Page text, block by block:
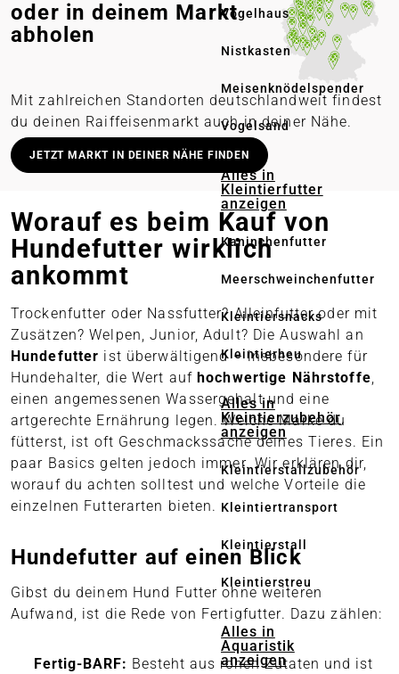
Vogelhaus
Nistkasten
Meisenknödelspender
Vogelsand
Alles in
Kleintierfutter
anzeigen
Kaninchenfutter
Meerschweinchenfutter
Kleintiersnacks
Kleintierheu
Alles in
Kleintierzubehör
anzeigen
Kleintierstallzubehör
Kleintiertransport
Kleintierstall
Kleintierstreu
Alles in
Aquaristik
anzeigen
oder in deinem Markt
abholen
Mit zahlreichen Standorten deutschlandweit findest
du deinen Raiffeisenmarkt auch in deiner Nähe.
Deutschlandweit stationäre Märkte
Lieferung in deinen Wunschmarkt
Persönliche Beratung vor Ort
Online bestellen – regional abholen
JETZT MARKT IN DEINER NÄHE FINDEN
Worauf es beim Kauf von
Hundefutter wirklich
ankommt
Trockenfutter oder Nassfutter? Alleinfutter oder mit
Zusätzen? Welpen, Junior, Adult? Die Auswahl an
Hundefutter ist überwältigend – insbesondere für
Hundehalter, die Wert auf hochwertige Nährstoffe,
einen angemessenen Wassergehalt und eine
artgerechte Ernährung legen. Welche Marke du
fütterst, ist oft Geschmackssache deines Tieres. Ein
paar Basics gelten jedoch immer. Wir erklären dir,
worauf du achten solltest und welche Vorteile die
einzelnen Futterarten bieten.
Hundefutter auf einen Blick
Gibst du deinem Hund Futter ohne weiteren
Aufwand, ist die Rede von Fertigfutter. Dazu zählen:
Fertig-BARF: Besteht aus rohen Zutaten und ist